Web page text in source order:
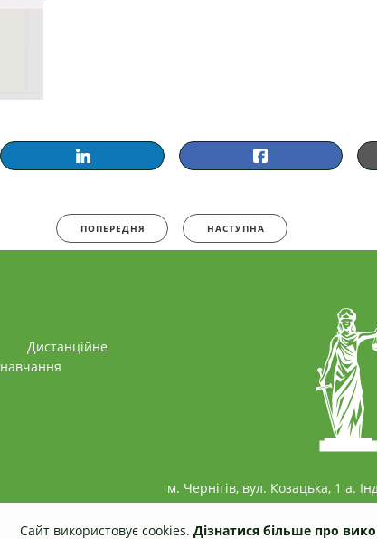
ПОПЕРЕДНЯ НАСТУПНА
Дистанційне
навчання
м. Чернігів, вул. Козацька, 1 а.
Сайт використовує cookies. Дізнатися більше про